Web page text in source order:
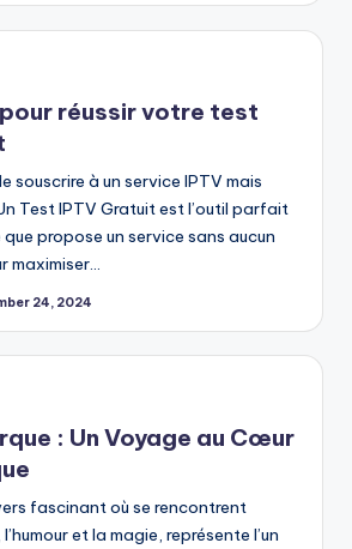
réussir votre test
souscrire à un service IPTV mais
Test IPTV Gratuit est l’outil parfait
propose un service sans aucun
maximiser…
24, 2024
: Un Voyage au Cœur
fascinant où se rencontrent
et la magie, représente l’un